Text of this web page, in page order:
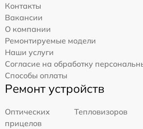
Контакты
Вакансии
О компании
Ремонтируемые модели
Наши услуги
Согласие на обработку
Способы оплаты
Ремонт устройств
Оптических
прицелов
Тепловизоров